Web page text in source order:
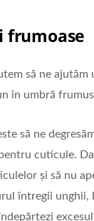
frumoase
să ne
în umbră
să ne
cuticule.
și să nu
întregii unghii,